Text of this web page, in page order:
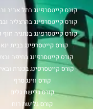
קורס קייטסרפינג בתל אביב
קורס קייטסרפינג בהרצליה
קורס קייטסרפינג בנתניה חוף
קורס קייטסרפינג בבית
קורס קייטסרפינג בחיפה
קורס קייטסרפינג בכנרת
קורס ווינג סרף
קורס גלישת גלים
קורס גלישת רוח